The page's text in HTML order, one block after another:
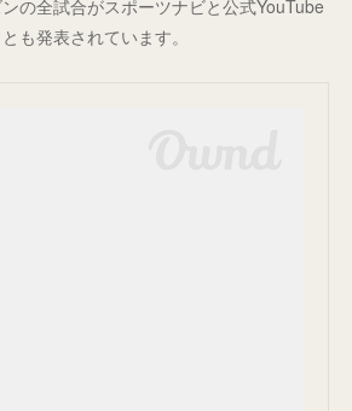
の全試合がスポーツナビと公式YouTube
も発表されています。